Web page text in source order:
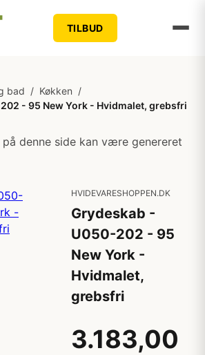
TILBUD
bad / Køkken /
- 95 New York - Hvidmalet, grebsfri
denne side kan være genereret
HVIDEVARESHOPPEN.DK
Grydeskab -
U050-202 - 95
New York -
Hvidmalet,
grebsfri
3.183,00